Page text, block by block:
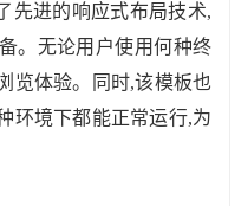
先进的响应式布局技术,
。无论用户使用何种终
览体验。同时,该模板也
环境下都能正常运行,为